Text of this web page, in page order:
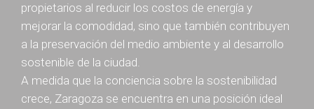
propietarios al reducir los costos de energía y
mejorar la comodidad, sino que también contribuyen
a la preservación del medio ambiente y al desarrollo
sostenible de la ciudad.
A medida que la conciencia sobre la sostenibilidad
crece, Zaragoza se encuentra en una posición ideal